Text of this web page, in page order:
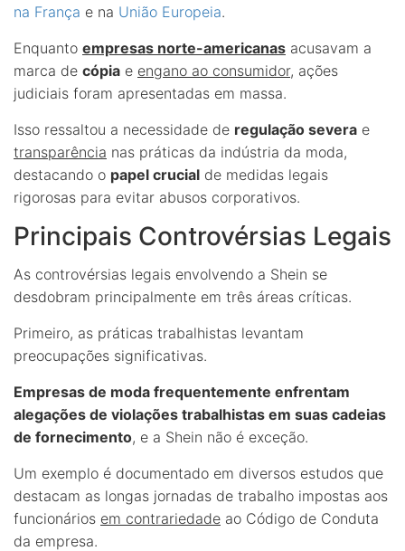
na França e na União Europeia.
Enquanto empresas norte-americanas acusavam a
marca de cópia e engano ao consumidor, ações
judiciais foram apresentadas em massa.
Isso ressaltou a necessidade de regulação severa e
transparência nas práticas da indústria da moda,
destacando o papel crucial de medidas legais
rigorosas para evitar abusos corporativos.
Principais Controvérsias Legais
As controvérsias legais envolvendo a Shein se
desdobram principalmente em três áreas críticas.
Primeiro, as práticas trabalhistas levantam
preocupações significativas.
Empresas de moda frequentemente enfrentam
alegações de violações trabalhistas em suas cadeias
de fornecimento, e a Shein não é exceção.
Um exemplo é documentado em diversos estudos que
destacam as longas jornadas de trabalho impostas aos
funcionários em contrariedade ao Código de Conduta
da empresa.